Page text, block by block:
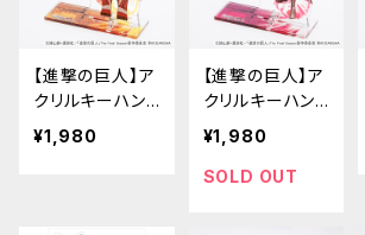
【進撃の巨人】ア
クリルキーハン
ガー（アルミン V
S 超大型巨人）
¥1,980
【進撃の巨人】ア
クリルキーハン
ガー（ミカサ VS
女型の巨人）
¥1,980
SOLD OUT